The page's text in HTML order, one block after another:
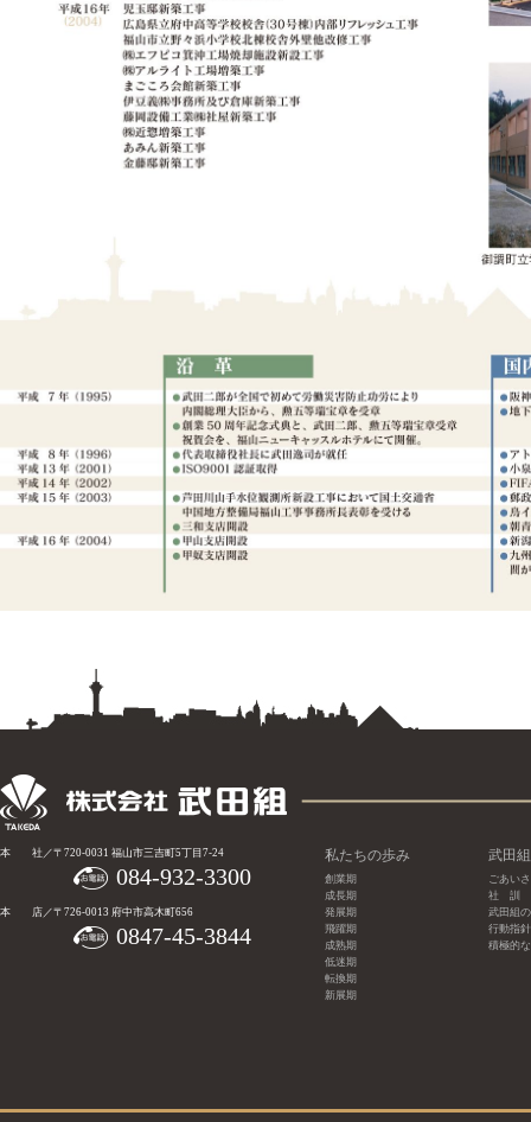
本 社／〒720-0031 福山市三吉町5丁目7-24
084-932-3300
本 店／〒726-0013 府中市高木町656
0847-45-3844
私たちの歩み
創業期
成長期
発展期
飛躍期
成熟期
低迷期
転換期
新展期
武田
ごあい
社 訓
武田組
行動指針
積極的